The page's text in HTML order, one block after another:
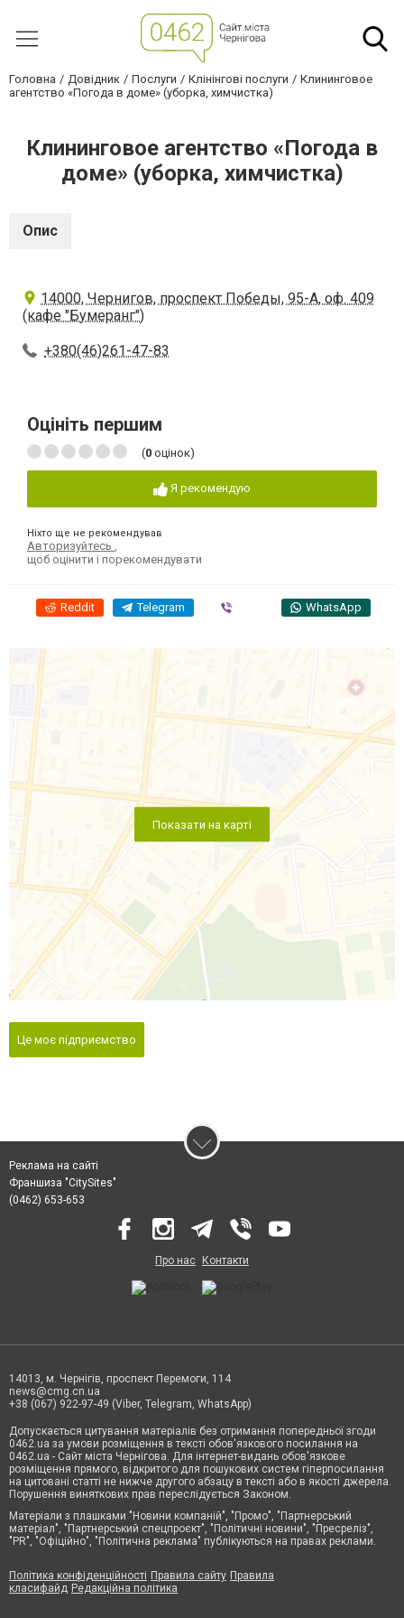
Головна Довідник Послуги Клінінгові послуги
Клининговое
агентство «Погода в доме» (уборка, химчистка)
Клининговое агентство «Погода в
доме» (уборка, химчистка)
Опис
14000, Чернигов, проспект Победы, 95-А, оф. 409
(кафе "Бумеранг")
+380(46)261-47-83
Оцініть першим
(0 оцінок)
Я рекомендую
Ніхто ще не рекомендував
Авторизуйтесь
щоб оцінити і порекомендувати
Reddit Telegram WhatsApp
Показати на карті
Це моє підприємство
Реклама на сайті
Франшиза "CitySites"
(0462) 653-653
Про нас Контакти
14013, м. Чернігів, проспект Перемоги, 114
news@cmg.cn.ua
+38 (067) 922-97-49 (Viber, Telegram, WhatsApp)
Допускається цитування матеріалів без отримання попередньої згоди
0462.ua за умови розміщення в тексті обов'язкового посилання на
0462.ua - Сайт міста Чернігова. Для інтернет-видань обов'язкове
розміщення прямого, відкритого для пошукових систем гіперпосилання
на цитовані статті не нижче другого абзацу в тексті або в якості джерела.
Порушення виняткових прав переслідується Законом.
Матеріали з плашками "Новини компаній", "Промо", "Партнерський
матеріал", "Партнерський спецпроєкт", "Політичні новини", "Пресреліз",
"PR", "Офіційно", "Політична реклама" публікуються на правах реклами.
Політика конфіденційності Правила сайту Правила
класифайд Редакційна політика